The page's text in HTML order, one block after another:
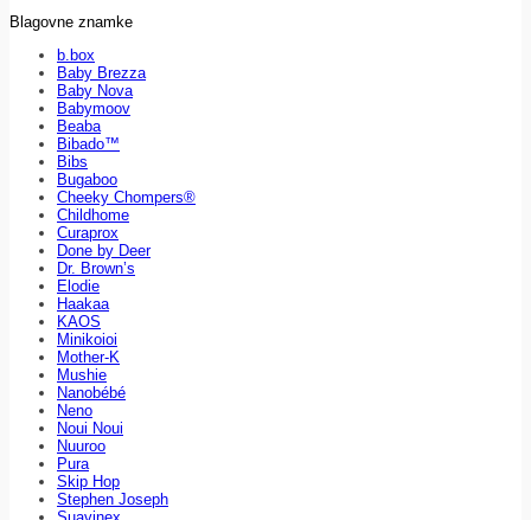
Blagovne znamke
b.box
Baby Brezza
Baby Nova
Babymoov
Beaba
Bibado™
Bibs
Bugaboo
Cheeky Chompers®
Childhome
Curaprox
Done by Deer
Dr. Brown’s
Elodie
Haakaa
KAOS
Minikoioi
Mother-K
Mushie
Nanobébé
Neno
Noui Noui
Nuuroo
Pura
Skip Hop
Stephen Joseph